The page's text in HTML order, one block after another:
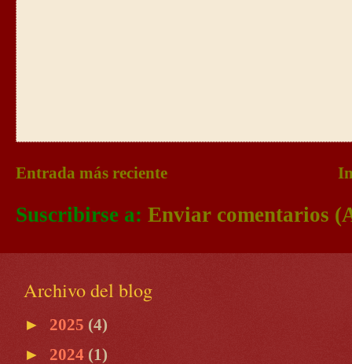
Entrada más reciente
Suscribirse a: Enviar comentarios
Archivo del blog
► 2025 (4)
► 2024 (1)